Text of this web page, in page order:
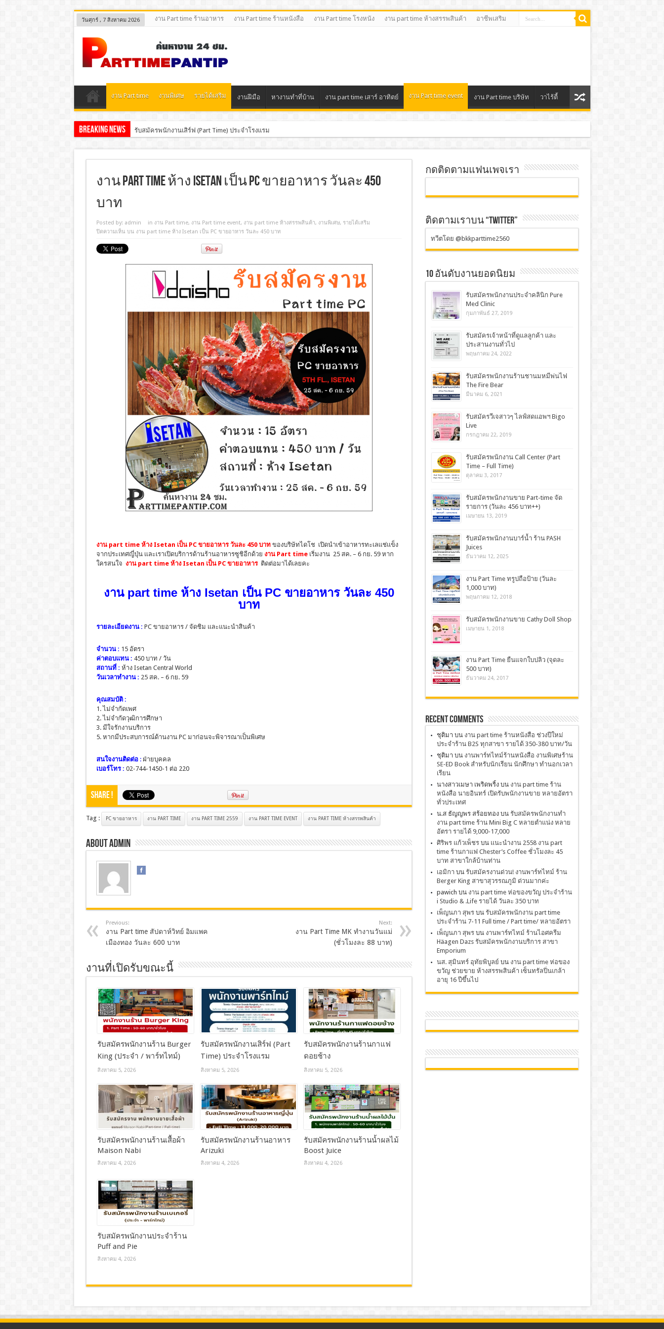
วันศุกร์ , 7 สิงหาคม 2026 งาน Part time ร้านอาหาร งาน Part time ร้านหนังสือ งาน Part time โรงหนัง งาน part time ห้างสรรพสินค้า อาชีพเสริม
งาน Part time งานพิเศษ รายได้เสริม งานฝีมือ หางานทําที่บ้าน งาน part time เสาร์ อาทิตย์ งาน Part time event งาน Part time บริษัท วาไร้ตี้
Breaking News รับสมัครพนักงานเสิร์ฟ (Part Time) ประจำโรงแรม
งาน part time ห้าง Isetan เป็น PC ขายอาหาร วันละ 450
บาท
Posted by: admin in งาน Part time, งาน Part time event, งาน part time ห้างสรรพสินค้า, งานพิเศษ, รายได้เสริม
ปิดความเห็น บน งาน part time ห้าง Isetan เป็น PC ขายอาหาร วันละ 450 บาท
งาน part time ห้าง Isetan เป็น PC ขายอาหาร วันละ 450 บาทของบริษัทไดโช เปิดนำเข้าอาหารทะเลเเช่เเข็ง
จากประเทศญี่ปุ่น เเละเราเปิดบริการด้านร้านอาหารซูชิอีกด้วย งาน Part time เริ่มงาน 25 สค. – 6 กย. 59 หาก
ใครสนใจ งาน part time ห้าง Isetan เป็น PC ขายอาหารติดต่อมาได้เลยคะ
งาน part time ห้าง Isetan เป็น PC ขายอาหาร วันละ 450
บาท
รายละเอียดงาน : PC ขายอาหาร / จัดชิม และแนะนำสินค้า
จำนวน : 15 อัตรา
ค่าตอบแทน : 450 บาท / วัน
สถานที่ : ห้าง Isetan Central World
วันเวลาทำงาน : 25 สค. – 6 กย. 59
คุณสมบัติ :
1. ไม่จำกัดเพศ
2. ไม่จำกัดวุฒิการศึกษา
3. มีใจรักงานบริการ
5. หากมีประสบการณ์ด้านงาน PC มาก่อนจะพิจารณาเป็นพิเศษ
สนใจงานติดต่อ:ฝ่ายบุคคล
เบอร์โทร : 02-744-1450-1 ต่อ 220
Share !
Tag : PC ขายอาหาร งาน PART TIME งาน PART TIME 2559 งาน PART TIME EVENT งาน PART TIME ห้างสรรพสินค้า
About admin
Previous:
งาน Part time สัปดาห์วิทย์ อิมแพค
เมืองทอง วันละ 600 บาท
Next:
งาน Part Time MK ทำงานวันแม่
(ชั่วโมงละ 88 บาท)
งานที่เปิดรับขณะนี้
รับสมัครพนักงานร้าน Burger
King (ประจำ / พาร์ทไทม์)
สิงหาคม 5, 2026
รับสมัครพนักงานเสิร์ฟ (Part
Time) ประจำโรงแรม
สิงหาคม 5, 2026
รับสมัครพนักงานร้านกาแฟ
ดอยช้าง
สิงหาคม 5, 2026
รับสมัครพนักงานร้านเสื้อผ้า
Maison Nabi
สิงหาคม 4, 2026
รับสมัครพนักงานร้านอาหาร
Arizuki
สิงหาคม 4, 2026
รับสมัครพนักงานร้านน้ำผลไม้
Boost Juice
สิงหาคม 4, 2026
รับสมัครพนักงานประจำร้าน
Puff and Pie
สิงหาคม 4, 2026
กดติดตามแฟนเพจเรา
ติดตามเราบน “TWITTER”
ทวีตโดย @bkkparttime2560
10 อันดับงานยอดนิยม
รับสมัครพนักงานประจำคลินิก Pure
Med Clinic
กุมภาพันธ์ 27, 2019
รับสมัครเจ้าหน้าที่ดูแลลูกค้า และ
ประสานงานทั่วไป
พฤษภาคม 24, 2022
รับสมัครพนักงานร้านชานมหมีพ่นไฟ
The Fire Bear
มีนาคม 6, 2021
รับสมัครวีเจสาวๆ ไลฟ์สดแอพฯ Bigo
Live
กรกฎาคม 22, 2019
รับสมัครพนักงาน Call Center (Part
Time – Full Time)
ตุลาคม 3, 2017
รับสมัครพนักงานขาย Part-time จัด
รายการ (วันละ 456 บาท++)
เมษายน 13, 2019
รับสมัครพนักงานบาร์น้ำ ร้าน PASH
Juices
ธันวาคม 12, 2025
งาน Part Time ทรูปถือป้าย (วันละ
1,000 บาท)
พฤษภาคม 12, 2018
รับสมัครพนักงานขาย Cathy Doll Shop
เมษายน 1, 2018
งาน Part Time ยืนแจกใบปลิว (จุดละ
500 บาท)
ธันวาคม 24, 2017
Recent Comments
ชุติมา บน งาน part time ร้านหนังสือ ช่วงปีใหม่
ประจำร้าน B2S ทุกสาขา รายได้ 350-380 บาท/วัน
ชุติมา บน งานพาร์ทไทม์ร้านหนังสือ งานพิเศษร้าน
SE-ED Book สำหรับนักเรียน นักศึกษา ทำนอกเวลา
เรียน
นางสาวเมษา เพริดพริ้งบน งาน part time ร้าน
หนังสือ นายอินทร์ เปิดรับพนักงานขาย หลายอัตรา
ทั่วประเทศ
น.ส ธัญญพร สร้อยทองบน รับสมัครพนักงานทำ
งาน part time ร้าน Mini Big C หลายตำแน่ง หลาย
อัตรา รายได้ 9,000-17,000
ศิริพร แก้วเพ็ชรบน เเนะนำงาน 2558 งาน part
time ร้านกาแฟ Chester’s Coffee ชั่วโมงละ 45
บาท สาขาใกล้บ้านท่าน
เอมิกา บน รับสมัครงานด่วน! งานพาร์ทไทม์ ร้าน
Berger King สาขาสุวรรณภูมิ ด่วนมากค่ะ
pawich บน งาน part time ห่อของขวัญ ประจำร้าน
i Studio & .Life รายได้ วันละ 350 บาท
เพ็ญนภา สุพรบน รับสมัครพนักงาน part time
ประจำร้าน 7-11 Full time / Part time/ หลายอัตรา
เพ็ญนภา สุพรบน งานพาร์ทไทม์ ร้านไอศครีม
Häagen Dazs รับสมัครพนักงานบริการ สาขา
Emporium
นส. สุมินทร์ อุทัยพิบูลย์ บน งาน part time ห่อของ
ขวัญ ช่วยขาย ห้างสรรพสินค้า เซ็นทรัลปิ่นเกล้า
อายุ 16 ปีขึ้นไป